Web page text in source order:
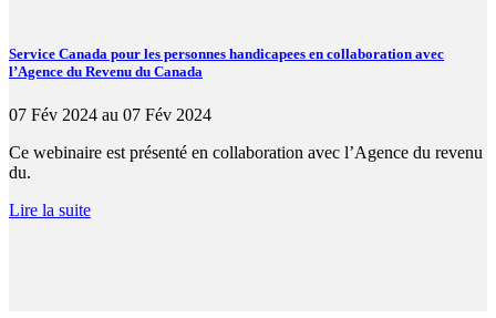
Service Canada pour les personnes handicapees en collaboration avec
l’Agence du Revenu du Canada
07 Fév 2024 au 07 Fév 2024
Ce webinaire est présenté en collaboration avec l’Agence du revenu
du.
Lire la suite